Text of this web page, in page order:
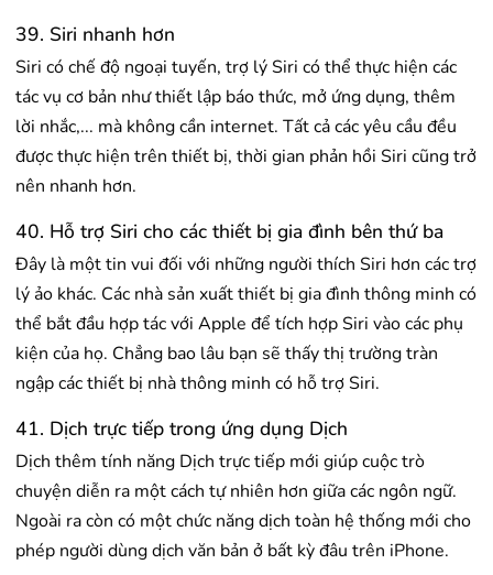
39. Siri nhanh hơn
Siri có chế độ ngoại tuyến, trợ lý Siri có thể thực hiện các
tác vụ cơ bản như thiết lập báo thức, mở ứng dụng, thêm
lời nhắc,... mà không cần internet. Tất cả các yêu cầu đều
được thực hiện trên thiết bị, thời gian phản hồi Siri cũng trở
nên nhanh hơn.
40. Hỗ trợ Siri cho các thiết bị gia đình bên thứ ba
Đây là một tin vui đối với những người thích Siri hơn các trợ
lý ảo khác. Các nhà sản xuất thiết bị gia đình thông minh có
thể bắt đầu hợp tác với Apple để tích hợp Siri vào các phụ
kiện của họ. Chẳng bao lâu bạn sẽ thấy thị trường tràn
ngập các thiết bị nhà thông minh có hỗ trợ Siri.
41. Dịch trực tiếp trong ứng dụng Dịch
Dịch thêm tính năng Dịch trực tiếp mới giúp cuộc trò
chuyện diễn ra một cách tự nhiên hơn giữa các ngôn ngữ.
Ngoài ra còn có một chức năng dịch toàn hệ thống mới cho
phép người dùng dịch văn bản ở bất kỳ đâu trên iPhone.